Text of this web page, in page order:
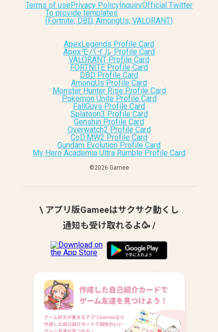
Terms of usePrivacy Policy InquiryOfficial Twitter
To provide templates
(Fortnite, DBD, AmongUs, VALORANT)
ApexLegends Profile Card
Apexモバイル Profile Card
VALORANT Profile Card
FORTNITE Profile Card
DBD Profile Card
AmongUs Profile Card
Monster Hunter Rise Profile Card
Pokemon Unite Profile Card
FallGuys Profile Card
Splatoon3 Profile Card
Genshin Profile Card
Overwatch2 Profile Card
CoD:MW2 Profile Card
Gundam Evolution Profile Card
My Hero Academia Ultra Rumble Profile Card
©︎2026 Gamee
\ アプリ版Gameeはサクサク動くし
通知も受け取れるよ🥳 /